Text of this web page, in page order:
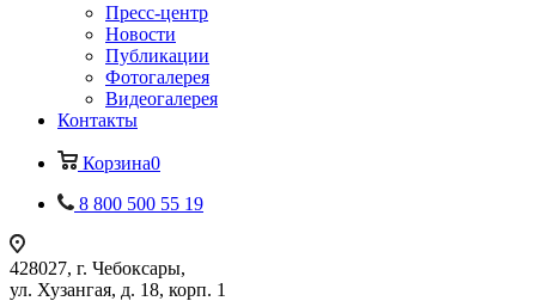
Пресс-центр
Новости
Публикации
Фотогалерея
Видеогалерея
Контакты
Корзина0
8 800 500 55 19
428027, г. Чебоксары,
ул. Хузангая, д. 18, корп. 1